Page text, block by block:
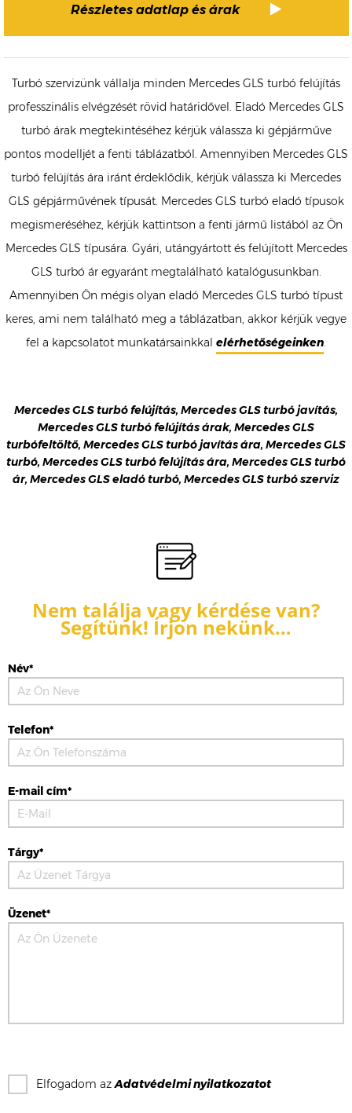
Részletes adatlap és árak
Turbó szervizünk vállalja minden Mercedes GLS turbó felújítás
professzinális elvégzését rövid határidővel. Eladó Mercedes GLS
turbó árak megtekintéséhez kérjük válassza ki gépjárműve
pontos modelljét a fenti táblázatból. Amennyiben Mercedes GLS
turbó felújítás ára iránt érdeklődik, kérjük válassza ki Mercedes
GLS gépjárművének típusát. Mercedes GLS turbó eladó típusok
megismeréséhez, kérjük kattintson a fenti jármű listából az Ön
Mercedes GLS típusára. Gyári, utángyártott és felújított Mercedes
GLS turbó ár egyaránt megtalálható katalógusunkban.
Amennyiben Ön mégis olyan eladó Mercedes GLS turbó típust
keres, ami nem található meg a táblázatban, akkor kérjük vegye
fel a kapcsolatot munkatársainkkal elérhetőségeinken.
Mercedes GLS turbó felújítás, Mercedes GLS turbó javítás,
Mercedes GLS turbó felújítás árak, Mercedes GLS
turbófeltöltő, Mercedes GLS turbó javítás ára, Mercedes GLS
turbó, Mercedes GLS turbó felújítás ára, Mercedes GLS turbó
ár, Mercedes GLS eladó turbó, Mercedes GLS turbó szerviz
Nem találja vagy kérdése van?
Segítünk! Írjon nekünk…
Név*
Telefon*
E-mail cím*
Tárgy*
Üzenet*
Elfogadom azAdatvédelmi nyilatkozatot